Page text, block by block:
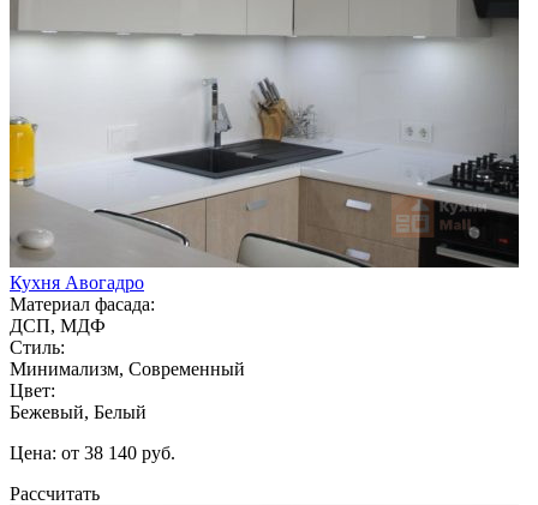
Кухня Авогадро
Материал фасада:
ДСП, МДФ
Стиль:
Минимализм, Современный
Цвет:
Бежевый, Белый
Цена: от 38 140 руб.
Рассчитать